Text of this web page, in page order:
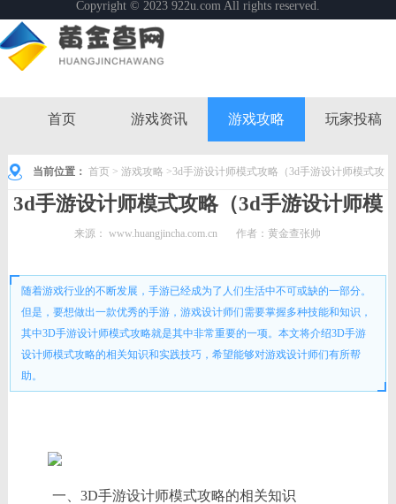
首页 游戏资讯 游戏攻略 玩家投稿
当前位置： 首页 > 游戏攻略 >3d手游设计师模式攻略（3d手游设计师模式攻
略图）
3d手游设计师模式攻略（3d手游设计师模
式攻略图）
来源：www.huangjincha.com.cn 作者：黄金查张帅
随着游戏行业的不断发展，手游已经成为了人们生活中不可或缺的一部分。
但是，要想做出一款优秀的手游，游戏设计师们需要掌握多种技能和知识，
其中3D手游设计师模式攻略就是其中非常重要的一项。本文将介绍3D手游
设计师模式攻略的相关知识和实践技巧，希望能够对游戏设计师们有所帮
助。
一、3D手游设计师模式攻略的相关知识